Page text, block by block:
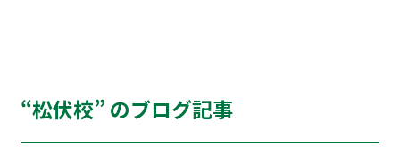
“松伏校” のブログ記事